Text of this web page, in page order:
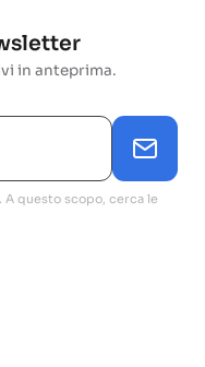
in anteprima.
A questo scopo, cerca le